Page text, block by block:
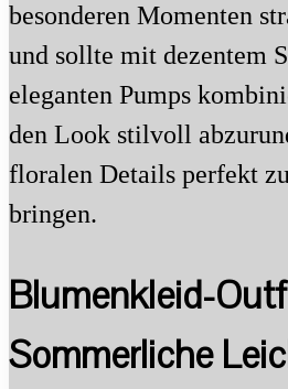
besonderen Momenten
und sollte mit dezentem
eleganten Pumps
den Look stilvoll
floralen Details perfekt
bringen.
Blumenkleid-
Sommerliche